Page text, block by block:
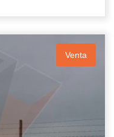
Venta